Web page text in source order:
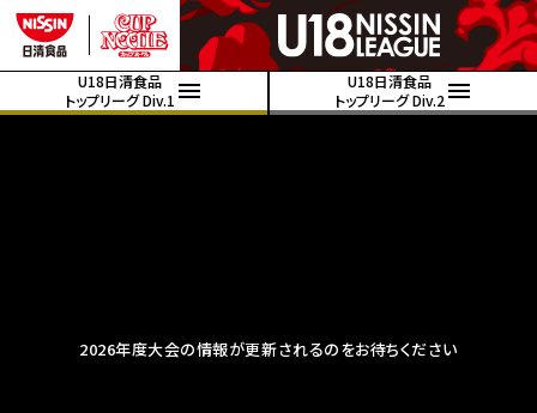
U18日清食品
トップリーグ Div.1
U18日清食品
トップリーグ Div.2
2026年度大会の情報が更新されるのをお待ちください